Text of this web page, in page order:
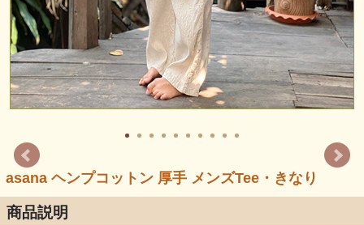
asana ヘンプコットン 厚手 メンズTee・きなり
商品説明